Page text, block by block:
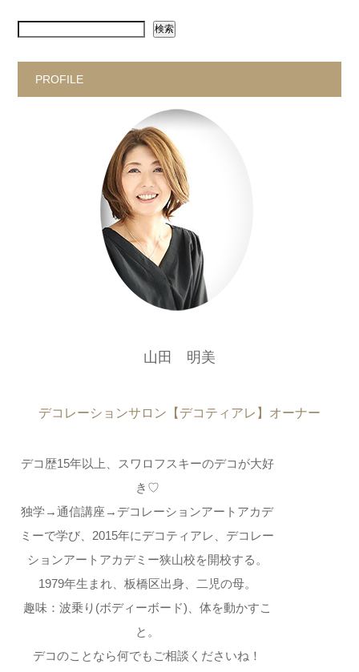
検索
PROFILE
山田 明美
デコレーションサロン【デコティアレ】オーナー
デコ歴15年以上、スワロフスキーのデコが大好
き♡
独学→通信講座→デコレーションアートアカデ
ミーで学び、2015年にデコティアレ、デコレー
ションアートアカデミー狭山校を開校する。
1979年生まれ、板橋区出身、二児の母。
趣味：波乗り(ボディーボード)、体を動かすこ
と。
デコのことなら何でもご相談くださいね！